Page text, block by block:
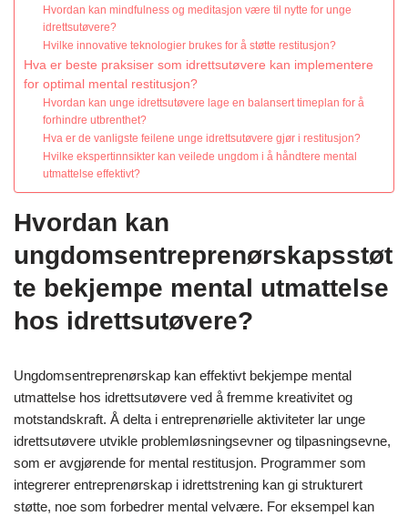
Hvordan kan mindfulness og meditasjon være til nytte for unge
idrettsutøvere?
Hvilke innovative teknologier brukes for å støtte restitusjon?
Hva er beste praksiser som idrettsutøvere kan implementere
for optimal mental restitusjon?
Hvordan kan unge idrettsutøvere lage en balansert timeplan for å
forhindre utbrenthet?
Hva er de vanligste feilene unge idrettsutøvere gjør i restitusjon?
Hvilke ekspertinnsikter kan veilede ungdom i å håndtere mental
utmattelse effektivt?
Hvordan kan
ungdomsentreprenørskapsstøt
te bekjempe mental utmattelse
hos idrettsutøvere?
Ungdomsentreprenørskap kan effektivt bekjempe mental
utmattelse hos idrettsutøvere ved å fremme kreativitet og
motstandskraft. Å delta i entreprenørielle aktiviteter lar unge
idrettsutøvere utvikle problemløsningsevner og tilpasningsevne,
som er avgjørende for mental restitusjon. Programmer som
integrerer entreprenørskap i idrettstrening kan gi strukturert
støtte, noe som forbedrer mental velvære. For eksempel kan